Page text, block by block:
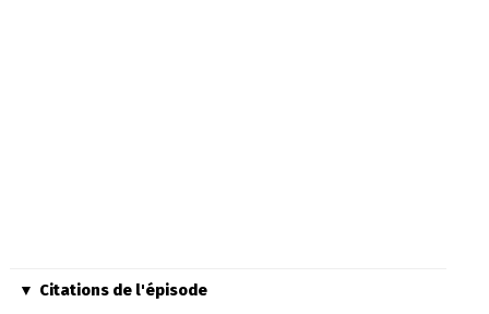
Citations de l'épisode